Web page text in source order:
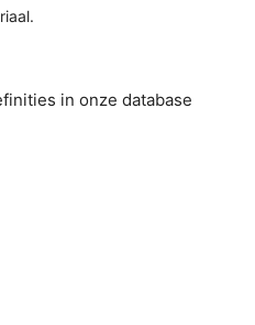
in onze database